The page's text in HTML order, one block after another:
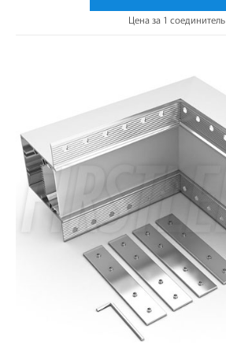
Цена за 1 соединитель